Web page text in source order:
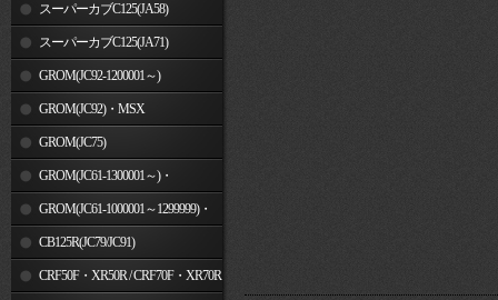
スーパーカブC125(JA58)
スーパーカブC125(JA71)
GROM(JC92-1200001～)
GROM(JC92)・MSX
GROM(MLHJC92)
GROM(JC75)
GROM(JC61-1300001～)・
MSX125SF
GROM(JC61-1000001～1299999)・
MSX125CB125R(JC79/JC91)
CRF50F・XR50R / CRF70F・XR70R